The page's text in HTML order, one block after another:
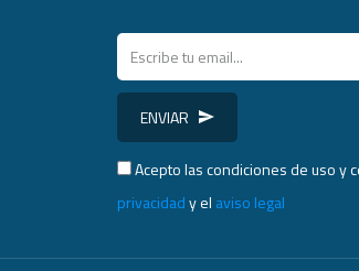
Acepto las condiciones de uso y
privacidady el aviso legal
ENVIAR